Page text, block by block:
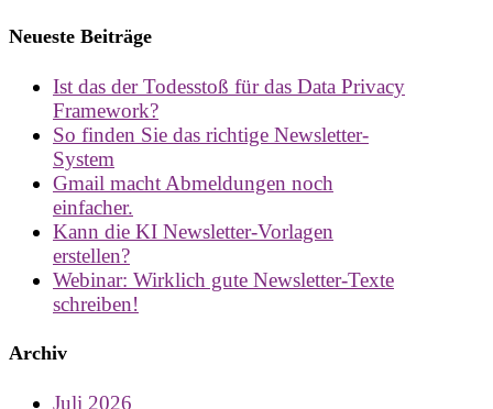
Neueste Beiträge
Ist das der Todesstoß für das Data Privacy
Framework?
So finden Sie das richtige Newsletter-
System
Gmail macht Abmeldungen noch
einfacher.
Kann die KI Newsletter-Vorlagen
erstellen?
Webinar: Wirklich gute Newsletter-Texte
schreiben!
Archiv
Juli 2026